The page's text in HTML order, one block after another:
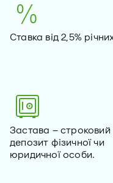
Ставка від 2,5%
Застава – строковий
депозит фізичної чи
юридичної особи.